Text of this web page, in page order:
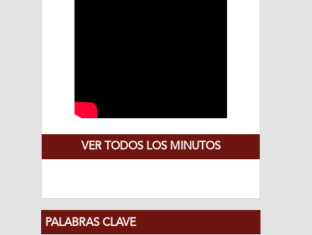
VER TODOS LOS MINUTOS
PALABRAS CLAVE